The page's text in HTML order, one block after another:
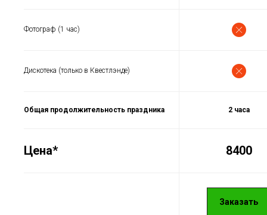
Фотограф (1 час)
Дискотека (только в Квестлэнде)
Общая продолжительность праздника 2 часа
Цена* 8400
Заказать